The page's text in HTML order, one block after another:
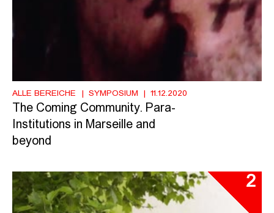
ALLE BEREICHE SYMPOSIUM 11.12.2020
The Coming Community. Para-
Institutions in Marseille and
beyond
2